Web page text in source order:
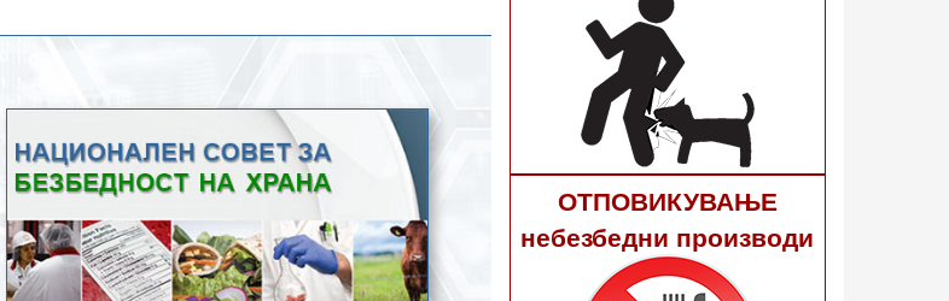
ОТПОВИКУВАЊЕ
небезбедни производи